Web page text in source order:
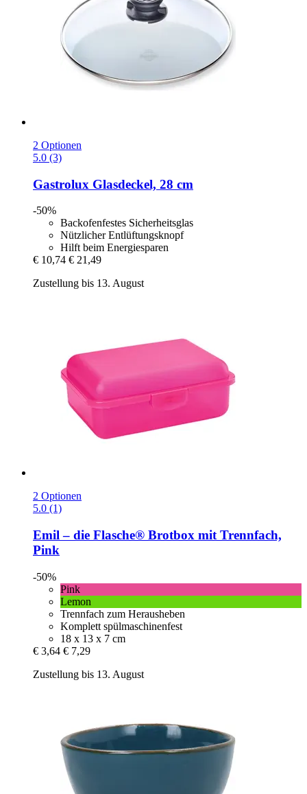
2 Optionen
5.0 (3)
Gastrolux Glasdeckel, 28 cm
-50%
Backofenfestes Sicherheitsglas
Nützlicher Entlüftungsknopf
Hilft beim Energiesparen
€ 10,74 € 21,49
Zustellung bis 13. August
2 Optionen
5.0 (1)
Emil – die Flasche® Brotbox mit Trennfach,
Pink
-50%
Pink
Lemon
Trennfach zum Herausheben
Komplett spülmaschinenfest
18 x 13 x 7 cm
€ 3,64 € 7,29
Zustellung bis 13. August